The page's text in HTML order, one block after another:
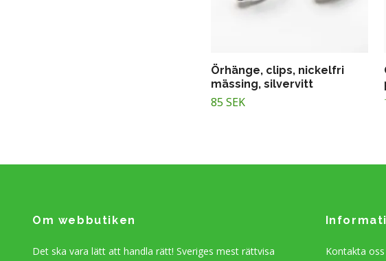
Örhänge, clips, nickelfri
mässing, silvervitt
85 SEK
Om webbutiken
Det ska vara lätt att handla rätt! Sveriges mest rättvisa
Kontakta oss